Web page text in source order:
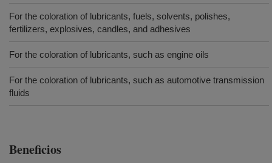
For the coloration of lubricants, fuels, solvents, polishes,
fertilizers, explosives, candles, and adhesives
For the coloration of lubricants, such as engine oils
For the coloration of lubricants, such as automotive transmission
fluids
Beneficios